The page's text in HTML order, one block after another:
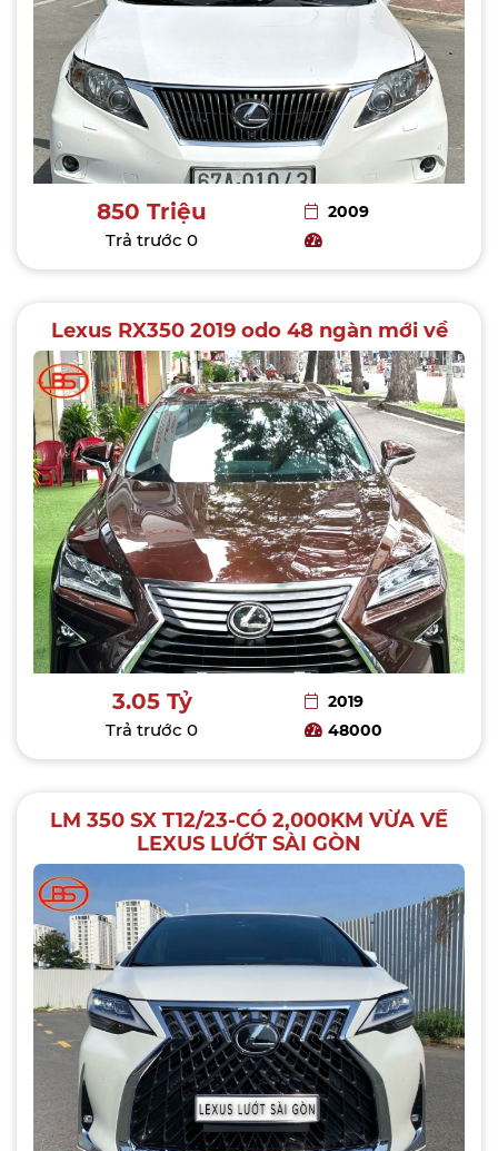
850 Triệu
Trả trước0
2009
Lexus RX350 2019 odo 48 ngàn mới về
3.05 Tỷ
Trả trước0
2019
48000
LM 350 SX T12/23-CÓ 2,000KM VỪA VỀ
LEXUS LƯỚT SÀI GÒN